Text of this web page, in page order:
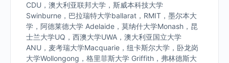
CDU，澳大利亚联邦大学，斯威本科技大学
Swinburne，巴拉瑞特大学ballarat，RMIT，墨尔本大
学，阿德莱德大学 Adelaide，莫纳什大学Monash，昆
士兰大学UQ，西澳大学UWA，澳大利亚国立大学
ANU，麦考瑞大学Macquarie，纽卡斯尔大学，卧龙岗
大学Wollongong，格里菲斯大学 Griffith，弗林德斯大